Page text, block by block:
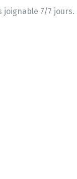
joignable 7/7 jours.